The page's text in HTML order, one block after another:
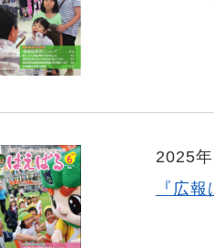
2025
『広